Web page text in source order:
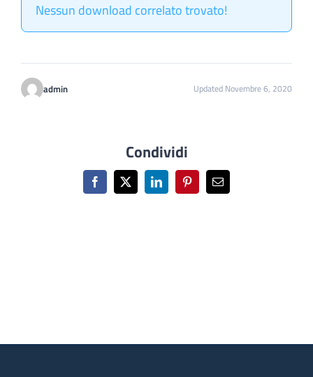
Nessun download correlato trovato!
admin Updated Novembre 6, 2020
Condividi
Facebook
X LinkedInPinterestEmail